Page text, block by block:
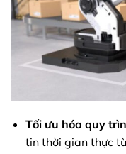
Tối ưu hóa quy
tin thời gian thực